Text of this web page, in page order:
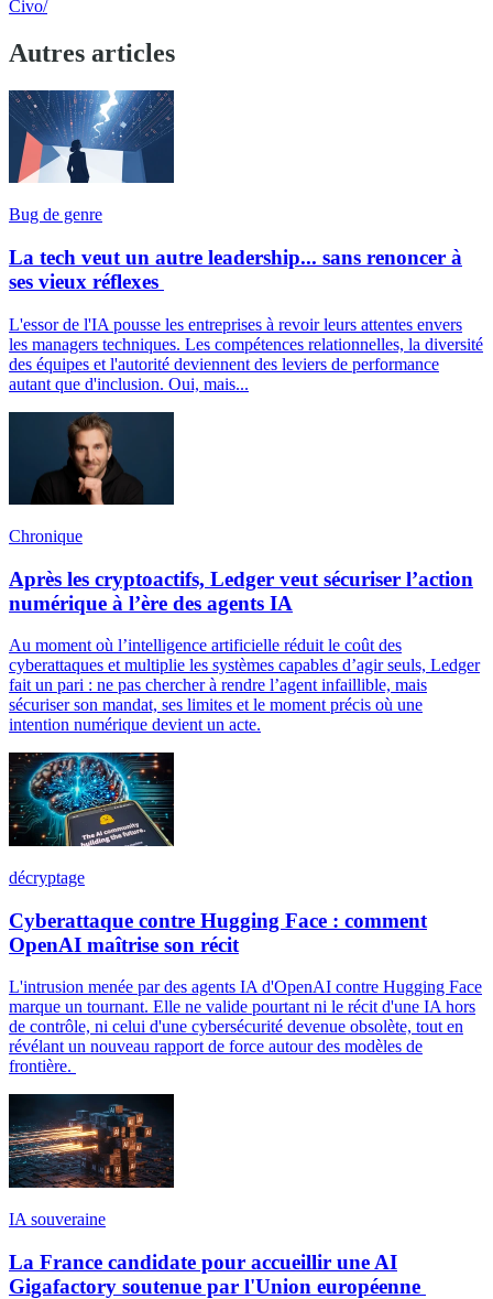
Civo/
Autres articles
Bug de genre
La tech veut un autre leadership... sans renoncer à
ses vieux réflexes
L'essor de l'IA pousse les entreprises à revoir leurs attentes envers
les managers techniques. Les compétences relationnelles, la diversité
des équipes et l'autorité deviennent des leviers de performance
autant que d'inclusion. Oui, mais...
Chronique
Après les cryptoactifs, Ledger veut sécuriser l’action
numérique à l’ère des agents IA
Au moment où l’intelligence artificielle réduit le coût des
cyberattaques et multiplie les systèmes capables d’agir seuls, Ledger
fait un pari : ne pas chercher à rendre l’agent infaillible, mais
sécuriser son mandat, ses limites et le moment précis où une
intention numérique devient un acte.
décryptage
Cyberattaque contre Hugging Face : comment
OpenAI maîtrise son récit
L'intrusion menée par des agents IA d'OpenAI contre Hugging Face
marque un tournant. Elle ne valide pourtant ni le récit d'une IA hors
de contrôle, ni celui d'une cybersécurité devenue obsolète, tout en
révélant un nouveau rapport de force autour des modèles de
frontière.
IA souveraine
La France candidate pour accueillir une AI
Gigafactory soutenue par l'Union européenne